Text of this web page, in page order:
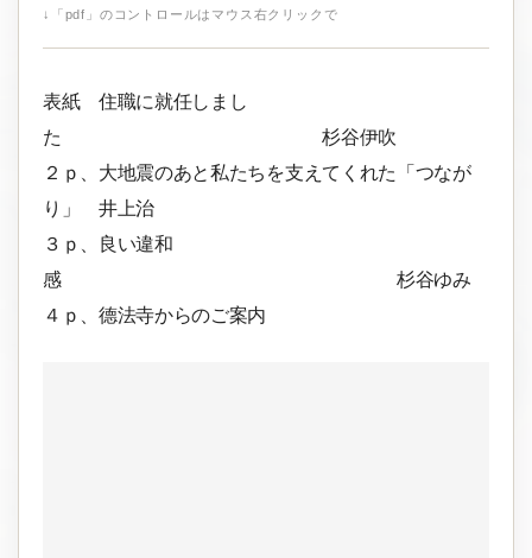
↓「pdf」のコントロールはマウス右クリックで
表紙 住職に就任しまし
た 杉谷伊吹
２ｐ、大地震のあと私たちを支えてくれた「つなが
り」 井上治
３ｐ、良い違和
感 杉谷ゆみ
４ｐ、德法寺からのご案内